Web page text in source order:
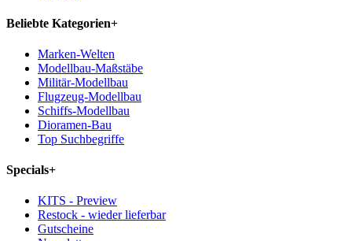
Beliebte Kategorien+
Marken-Welten
Modellbau-Maßstäbe
Militär-Modellbau
Flugzeug-Modellbau
Schiffs-Modellbau
Dioramen-Bau
Top Suchbegriffe
Specials+
KITS - Preview
Restock - wieder lieferbar
Gutscheine